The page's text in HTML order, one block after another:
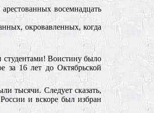
восемнадцать
окровавленных, когда
студентами! Воистину было
за 16 лет до Октябрьской
тысячи. Следует сказать,
и вскоре был избран